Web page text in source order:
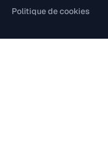
Politique de cookies